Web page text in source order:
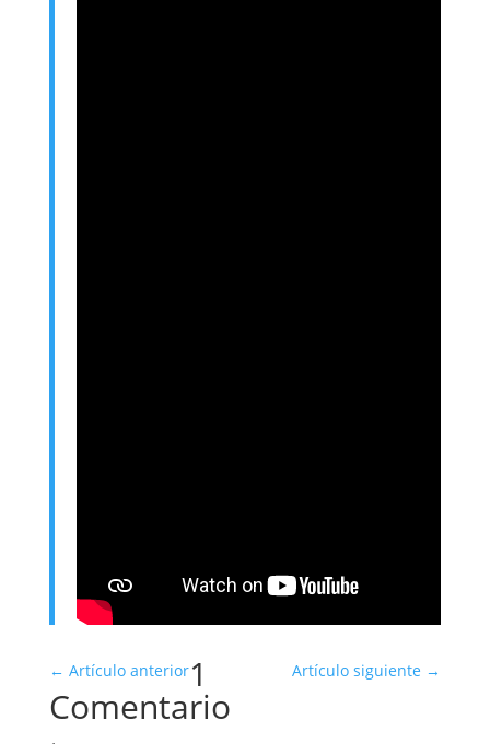
← Artículo anterior Artículo siguiente →
1
Comentario